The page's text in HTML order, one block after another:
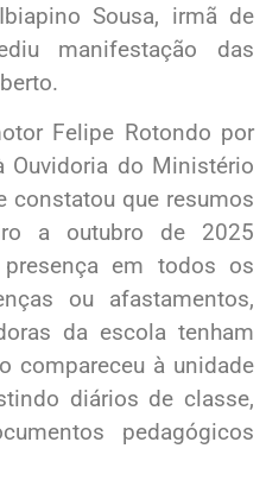
Sousa, irmã de
manifestação das
Felipe Rotondo por
Ouvidoria do Ministério
constatou que resumos
a outubro de 2025
em todos os
ou afastamentos,
da escola tenham
compareceu à unidade
diários de classe,
pedagógicos